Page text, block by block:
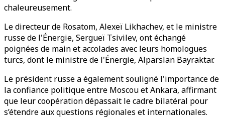
chaleureusement.
Le directeur de Rosatom, Alexeï Likhachev, et le ministre
russe de l'Énergie, Sergueï Tsivilev, ont échangé
poignées de main et accolades avec leurs homologues
turcs, dont le ministre de l'Énergie, Alparslan Bayraktar.
Le président russe a également souligné l'importance de
la confiance politique entre Moscou et Ankara, affirmant
que leur coopération dépassait le cadre bilatéral pour
s’étendre aux questions régionales et internationales.